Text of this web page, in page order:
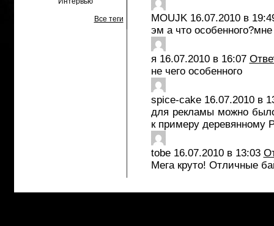
MOUJK 16.07.2010 в
эм а что
я 16.07.2010 в 16:07
не чего особенного
spice-cake 16.07.2010 в
для рекламы можно
к примеру деревянному
tobe 16.07.2010 в 13:03
Мега круто! Отличные
Все теги